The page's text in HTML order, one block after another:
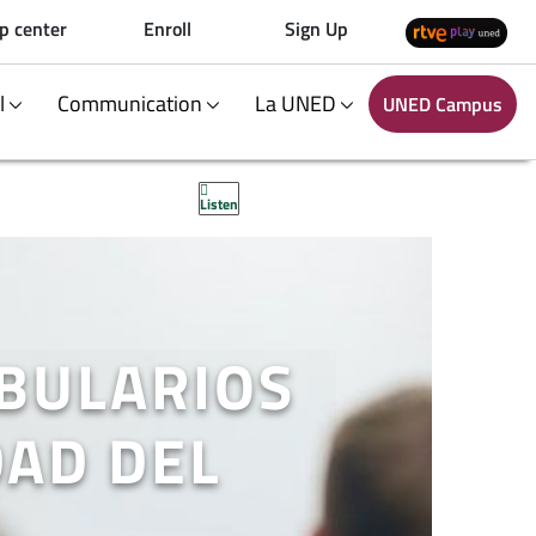
center Enroll Sign Up
Communication La UNED UNED Campus
Listen
DEL